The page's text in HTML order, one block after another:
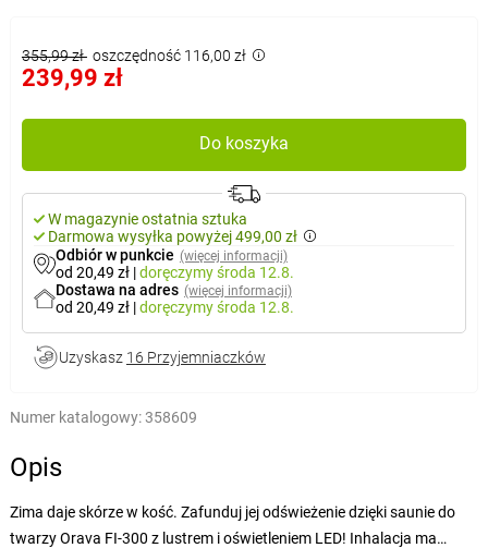
355,99 zł oszczędność 116,00 zł
239,99 zł
Do koszyka
W magazynie ostatnia sztuka
Darmowa wysyłka powyżej 499,00 zł
Odbiór w punkcie (więcej informacji)
od 20,49 zł |doręczymyśroda 12.8.
Dostawa na adres (więcej informacji)
od 20,49 zł |doręczymyśroda 12.8.
Uzyskasz 16 Przyjemniaczków
Numer katalogowy:358609
Opis
Zima daje skórze w kość. Zafunduj jej odświeżenie dzięki saunie do
twarzy Orava FI-300 z lustrem i oświetleniem LED! Inhalacja ma